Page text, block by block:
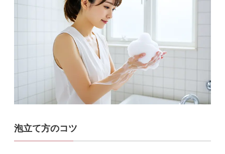
泡立て方のコツ